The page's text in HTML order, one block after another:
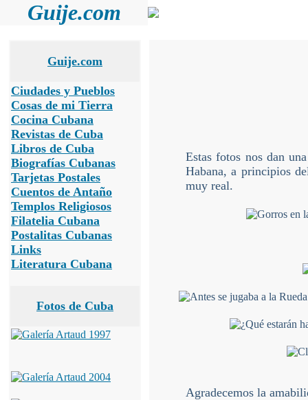
Guije.com
Guije.com
Ciudades y Pueblos
Cosas de mi Tierra
Cocina Cubana
Revistas de Cuba
Libros de Cuba
Biografías Cubanas
Tarjetas Postales
Cuentos de Antaño
Templos Religiosos
Filatelia Cubana
Postalitas Cubanas
Links
Literatura Cubana
Fotos de Cuba
Estas fotos nos dan
Habana, a principios
muy real.
Agradecemos la